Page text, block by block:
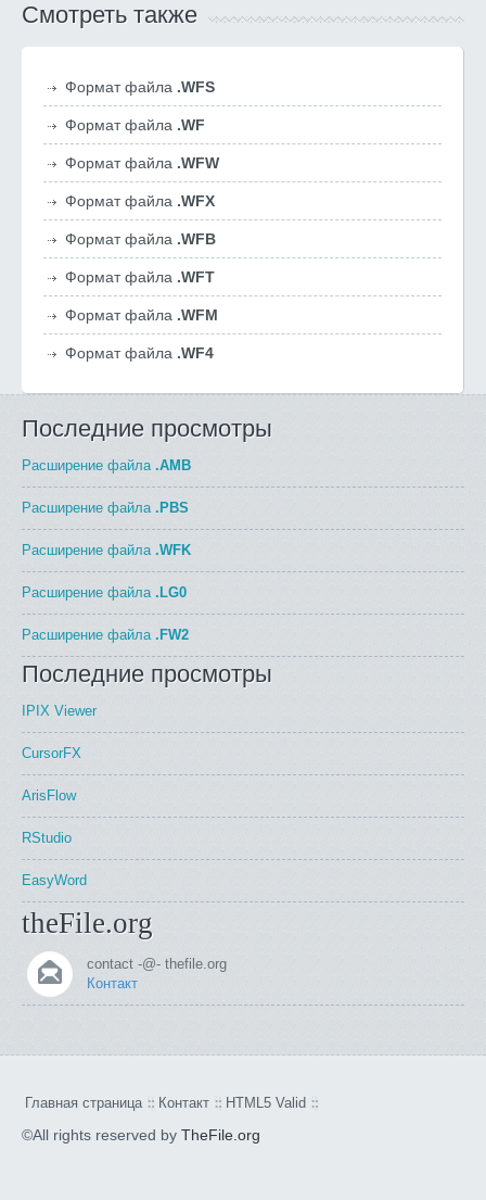
Смотреть также
Формат файла .WFS
Формат файла .WF
Формат файла .WFW
Формат файла .WFX
Формат файла .WFB
Формат файла .WFT
Формат файла .WFM
Формат файла .WF4
Последние просмотры
Расширение файла .AMB
Расширение файла .PBS
Расширение файла .WFK
Расширение файла .LG0
Расширение файла .FW2
Последние просмотры
IPIX Viewer
CursorFX
ArisFlow
RStudio
EasyWord
theFile.org
contact -@- thefile.org
Контакт
Главная страница Контакт HTML5 Valid
©All rights reserved by TheFile.org